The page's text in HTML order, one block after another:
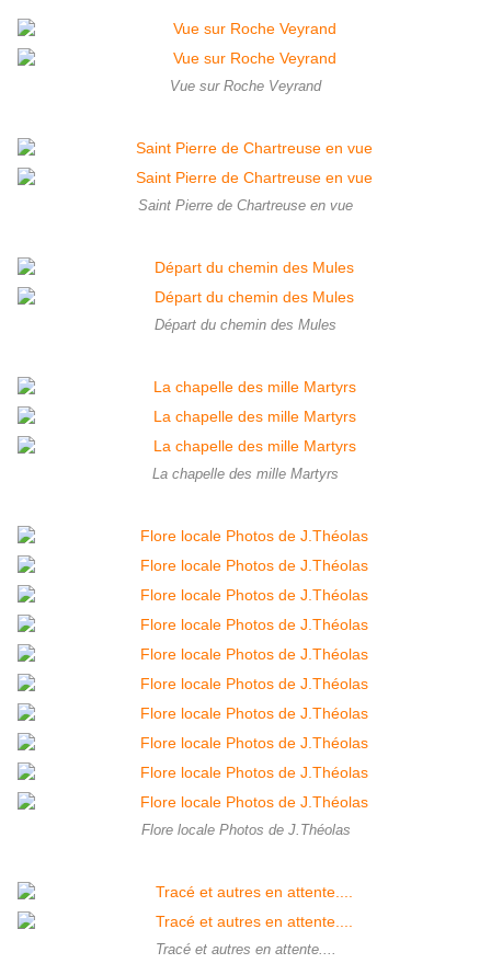
Vue sur Roche Veyrand
Saint Pierre de Chartreuse en vue
Départ du chemin des Mules
La chapelle des mille Martyrs
Flore locale Photos de J.Théolas
Tracé et autres en attente....